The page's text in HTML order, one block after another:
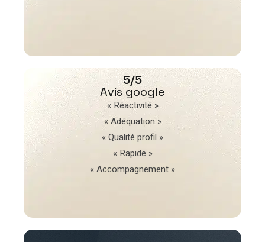
5/5
Avis google
« Réactivité »
« Adéquation »
« Qualité profil »
« Rapide »
« Accompagnement »